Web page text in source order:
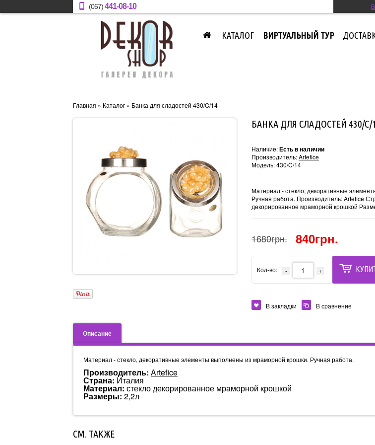
(067)441-08-10
КАТАЛОГ ВИРТУАЛЬНЫЙ ТУР
Главная » Каталог » Банка для сладостей 430/C/14
БАНКА ДЛЯ СЛАДОСТЕЙ 430/C/
Наличие:Есть в наличии
Производитель:Artefice
Модель:430/C/14
Материал - стекло, декоративные
Ручная работа. Производитель: Artefice
декорированное мраморной крошкой
1680грн. 840грн.
Кол-во:
В закладки В сравнение
Описание
Материал - стекло, декоративные элементы выполнены из мраморной крошки. Ручная работа.
Производитель: Artefice
Страна: Италия
Материал: стекло декорированное мраморной крошкой
Размеры: 2,2л
СМ. ТАКЖЕ